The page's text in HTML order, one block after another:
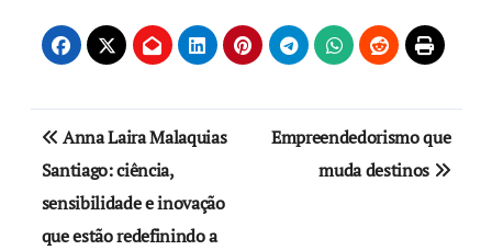
Anna Laira Malaquias
Santiago: ciência,
sensibilidade e inovação
que estão redefinindo a
Empreendedorismo que
muda destinos